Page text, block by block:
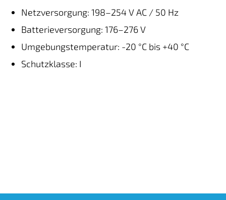
Netzversorgung: 198–254 V AC / 50 Hz
Batterieversorgung: 176–276 V
Umgebungstemperatur: -20 °C bis +40 °C
Schutzklasse: I